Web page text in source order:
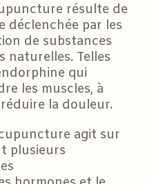
résulte de
déclenchée par les
de substances
naturelles. Telles
qui
les muscles, à
la douleur.
agit sur
plusieurs